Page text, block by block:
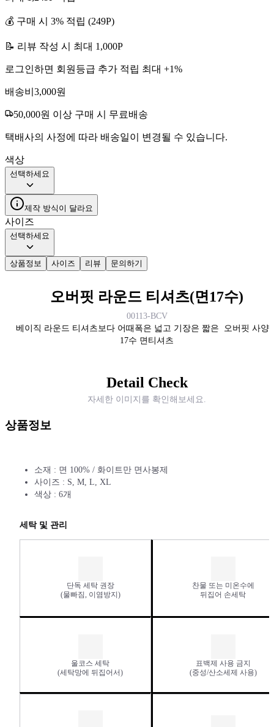
💰 구매 시 3% 적립 (249P)
📝 리뷰 작성 시 최대 1,000P
로그인하면 회원등급 추가 적립 최대 +1%
배송비 3,000원
50,000원 이상 구매 시 무료배송
택배사의 사정에 따라 배송일이 변경될 수 있습니다.
색상
선택하세요
제작 방식이 달라요
사이즈
선택하세요
상품정보 사이즈 리뷰 문의하기
오버핏 라운드 티셔츠(면17수)
00113-BCV
베이직 라운드 티셔츠보다 어때폭은 넓고 기장은 짧은 오버핏 사양
17수 면티셔츠
Detail Check
자세한 이미지를 확인해보세요.
상품정보
소재 : 면 100% / 화이트만 면사봉제
사이즈 : S, M, L, XL
색상 : 6개
세탁 및 관리
단독 세탁 권장
(물빠짐, 이염방지)
찬물 또는 미온수에
뒤집어 손세탁
울코스 세탁
(세탁망에 뒤집어서)
표백제 사용 금지
(중성/산소세제 사용)